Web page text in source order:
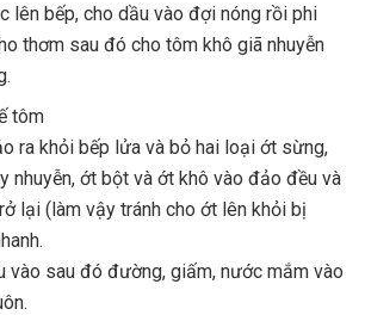
lên bếp, cho dầu vào đợi nóng rồi phi
thơm sau đó cho tôm khô giã nhuyễn
tôm
ra khỏi bếp lửa và bỏ hai loại ớt sừng,
nhuyễn, ớt bột và ớt khô vào đảo đều và
lại (làm vậy tránh cho ớt lên khỏi bị
vào sau đó đường, giấm, nước mắm vào